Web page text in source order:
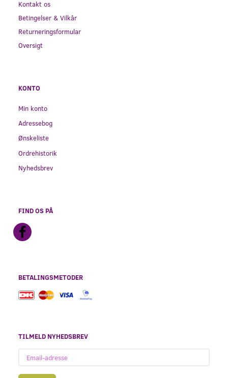
Kontakt os
Betingelser & Vilkår
Returneringsformular
Oversigt
KONTO
Min konto
Adressebog
Ønskeliste
Ordrehistorik
Nyhedsbrev
FIND OS PÅ
BETALINGSMETODER
TILMELD NYHEDSBREV
adresse